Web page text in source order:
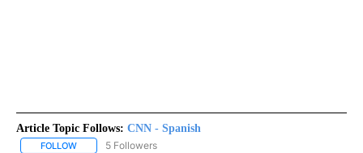
Article Topic Follows: CNN - Spanish
FOLLOW FOLLOW "CNN - SPANISH" TO RECEIVE NOTIFICATIONS ABOUT
5 Followers